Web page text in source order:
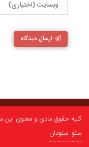
ارسال دیدگاه
کلیه حقوق مادی و معنوی
سئو: سئودان